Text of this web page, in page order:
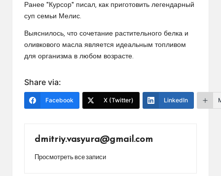
Ранее "Курсор" писал, как приготовить легендарный
суп семьи Мелис.
Выяснилось, что сочетание растительного белка и
оливкового масла является идеальным топливом
для организма в любом возрасте.
Share via:
Facebook X (Twitter) LinkedIn
dmitriy.vasyura@gmail.com
Просмотреть все записи